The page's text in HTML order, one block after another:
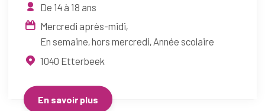
De 14 à 18 ans
Mercredi après-midi
En semaine, hors mercredi Année scolaire
1040 Etterbeek
En savoir plus